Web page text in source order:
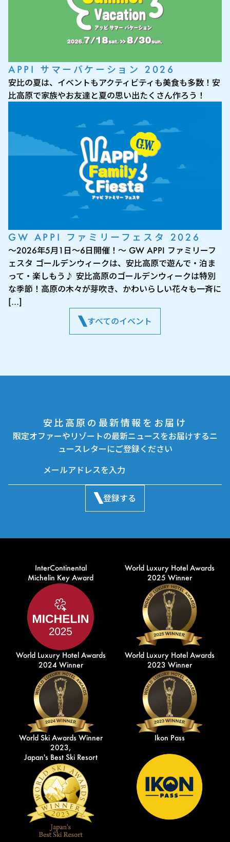
APPI サマーバケーション 2026
安比の夏は、イベントもアクティビティも美食も多数！安
比高原で家族やお友達と夏の思い出たくさん作ろう！
GW APPI ファミリーフェスタ 2026
～2026年5月1日～6日開催！～ GW APPI ファミリーフ
ェスタ ゴールデンウィークは、安比高原で遊んで・泊ま
って・楽しもう♪ 安比高原のゴールデンウィークは特別
な季節！高原の木々が芽吹き、かわいらしい花々も一斉に
[…]
すべてのイベント
安比高原の最新情報をお届け
限定オファーやリゾートの最新ニュースをお届けするニ
ュースレターにご登録ください
登録する
InterContinental
Michelin Key Award
World Luxury Hotel Awards
2025 Winner
World Luxury Hotel Awards
2024 Winner
World Luxury Hotel Awards
2023 Winner
World Ski Awards Winner
2023,
Japan's Best Ski Resort
Ikon Pass